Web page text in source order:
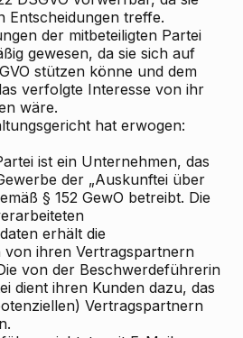
Entscheidungen treffe.
der mitbeteiligten Partei
gewesen, da sie sich auf
stützen könne und dem
verfolgte Interesse von ihr
wäre.
hat erwogen:
ist ein Unternehmen, das
der „Auskunftei über
§ 152 GewO betreibt. Die
erhält die
ihren Vertragspartnern
von der Beschwerdeführerin
dient ihren Kunden dazu, das
Vertragspartnern